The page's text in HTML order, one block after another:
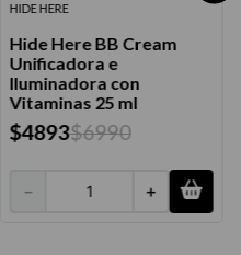
HIDE HERE
Hide Here BB Cream
Unificadora e
Iluminadora con
Vitaminas 25 ml
$4893$6990
＋
－